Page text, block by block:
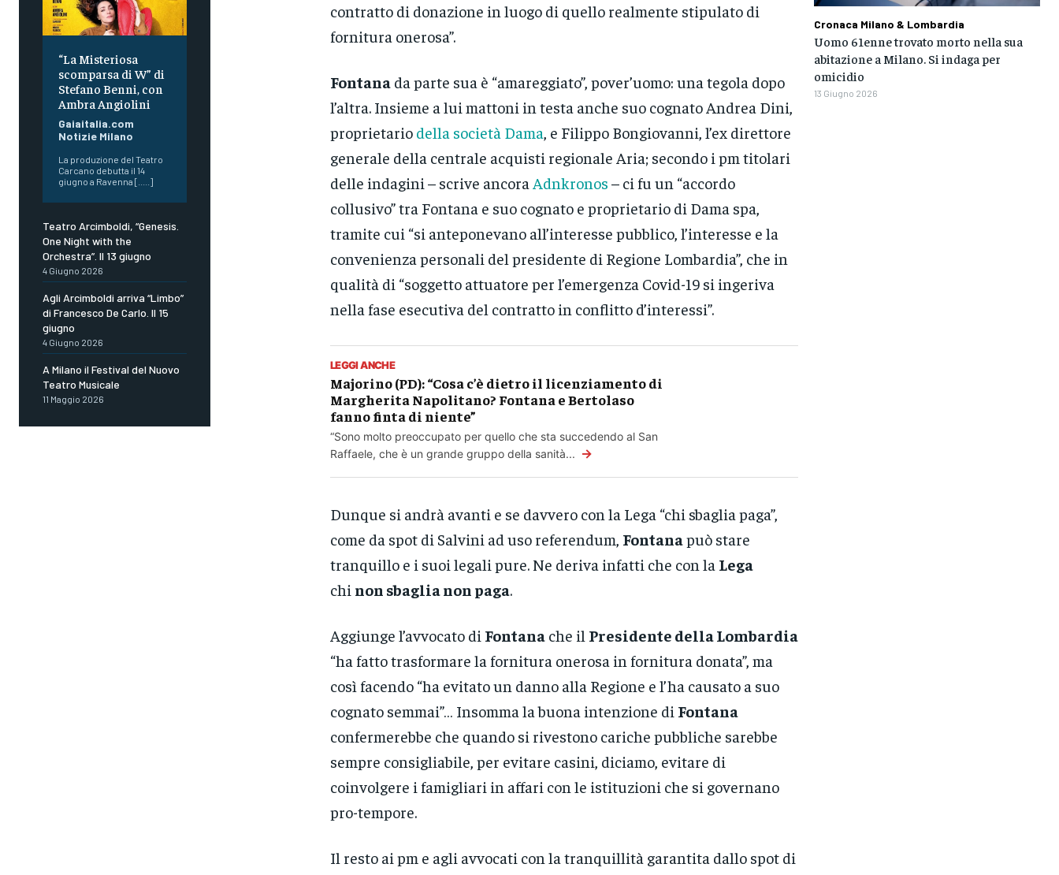
“La Misteriosa
scomparsa di W” di
Stefano Benni, con
Ambra Angiolini
Gaiaitalia.com
Notizie Milano
La produzione del Teatro
Carcano debutta il 14
giugno a Ravenna [.....]
Teatro Arcimboldi, “Genesis.
One Night with the
Orchestra”. Il 13 giugno
4 Giugno 2026
Agli Arcimboldi arriva “Limbo”
di Francesco De Carlo. Il 15
giugno
4 Giugno 2026
A Milano il Festival del Nuovo
Teatro Musicale
11 Maggio 2026
contratto di donazione in luogo di quello realmente stipulato di
fornitura onerosa”.
Fontanada parte sua è “amareggiato”, pover’uomo: una tegola dopo
l’altra. Insieme a lui mattoni in testa anche suo cognato Andrea Dini,
proprietario della società Dama, e Filippo Bongiovanni, l’ex direttore
generale della centrale acquisti regionale Aria; secondo i pm titolari
delle indagini – scrive ancora Adnkronos – ci fu un “accordo
collusivo” tra Fontana e suo cognato e proprietario di Dama spa,
tramite cui “si anteponevano all’interesse pubblico, l’interesse e la
convenienza personali del presidente di Regione Lombardia”, che in
qualità di “soggetto attuatore per l’emergenza Covid-19 si ingeriva
nella fase esecutiva del contratto in conflitto d’interessi”.
LEGGI ANCHE
Majorino (PD): “Cosa c’è dietro il licenziamento di
Margherita Napolitano? Fontana e Bertolaso
fanno finta di niente”
“Sono molto preoccupato per quello che sta succedendo al San
Raffaele, che è un grande gruppo della sanità... →
Dunque si andrà avanti e se davvero con la Lega “chi sbaglia paga”,
come da spot di Salvini ad uso referendum, Fontanapuò stare
tranquillo e i suoi legali pure. Ne deriva infatti che con la Lega
chi non sbaglia non paga.
Aggiunge l’avvocato di Fontanache il Presidente della Lombardia
“ha fatto trasformare la fornitura onerosa in fornitura donata”, ma
così facendo “ha evitato un danno alla Regione e l’ha causato a suo
cognato semmai”… Insomma la buona intenzione di Fontana
confermerebbe che quando si rivestono cariche pubbliche sarebbe
sempre consigliabile, per evitare casini, diciamo, evitare di
coinvolgere i famigliari in affari con le istituzioni che si governano
pro-tempore.
Il resto ai pm e agli avvocati con la tranquillità garantita dallo spot di
Cronaca Milano & Lombardia
Uomo 61enne trovato morto nella sua
abitazione a Milano. Si indaga per
omicidio
13 Giugno 2026